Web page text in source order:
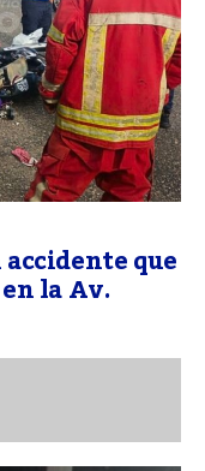
que
la Av.